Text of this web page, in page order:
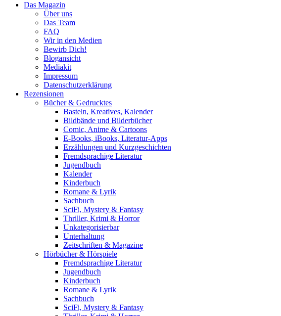
Das Magazin
Über uns
Das Team
FAQ
Wir in den Medien
Bewirb Dich!
Blogansicht
Mediakit
Impressum
Datenschutzerklärung
Rezensionen
Bücher & Gedrucktes
Basteln, Kreatives, Kalender
Bildbände und Bilderbücher
Comic, Anime & Cartoons
E-Books, iBooks, Literatur-Apps
Erzählungen und Kurzgeschichten
Fremdsprachige Literatur
Jugendbuch
Kalender
Kinderbuch
Romane & Lyrik
Sachbuch
SciFi, Mystery & Fantasy
Thriller, Krimi & Horror
Unkategorisierbar
Unterhaltung
Zeitschriften & Magazine
Hörbücher & Hörspiele
Fremdsprachige Literatur
Jugendbuch
Kinderbuch
Romane & Lyrik
Sachbuch
SciFi, Mystery & Fantasy